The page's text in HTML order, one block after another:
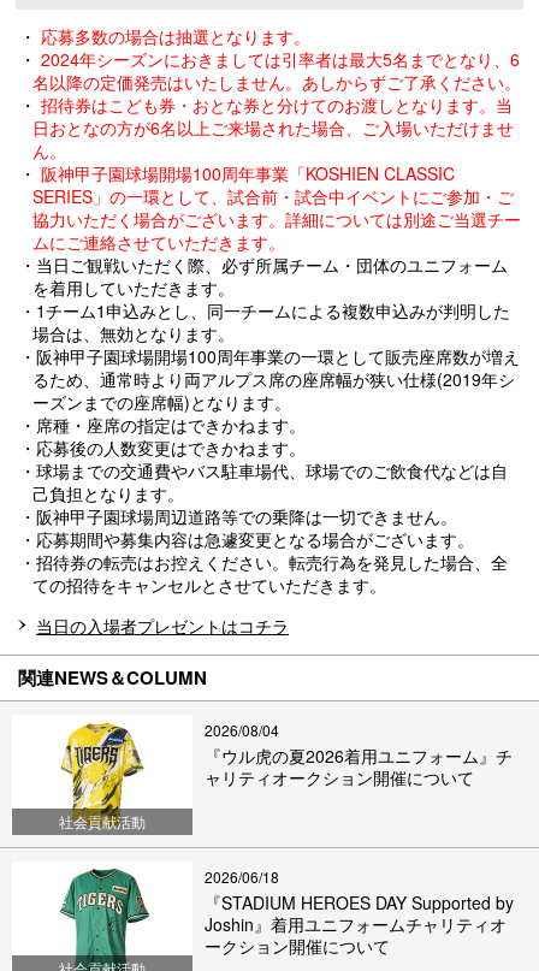
・ 応募多数の場合は抽選となります。
・ 2024年シーズンにおきましては引率者は最大5名までとなり、6
名以降の定価発売はいたしません。あしからずご了承ください。
・ 招待券はこども券・おとな券と分けてのお渡しとなります。当
日おとなの方が6名以上ご来場された場合、ご入場いただけませ
ん。
・ 阪神甲子園球場開場100周年事業「KOSHIEN CLASSIC
SERIES」の一環として、試合前・試合中イベントにご参加・ご
協力いただく場合がございます。詳細については別途ご当選チー
ムにご連絡させていただきます。
・当日ご観戦いただく際、必ず所属チーム・団体のユニフォーム
を着用していただきます。
・1チーム1申込みとし、同一チームによる複数申込みが判明した
場合は、無効となります。
・阪神甲子園球場開場100周年事業の一環として販売座席数が増え
るため、通常時より両アルプス席の座席幅が狭い仕様(2019年シ
ーズンまでの座席幅)となります。
・席種・座席の指定はできかねます。
・応募後の人数変更はできかねます。
・球場までの交通費やバス駐車場代、球場でのご飲食代などは自
己負担となります。
・阪神甲子園球場周辺道路等での乗降は一切できません。
・応募期間や募集内容は急遽変更となる場合がございます。
・招待券の転売はお控えください。転売行為を発見した場合、全
ての招待をキャンセルとさせていただきます。
当日の入場者プレゼントはコチラ
関連NEWS＆COLUMN
社会貢献活動
2026/08/04
『ウル虎の夏2026着用ユニフォーム』チ
ャリティオークション開催について
2026/06/18
『STADIUM HEROES DAY Supported by
Joshin』着用ユニフォームチャリティオ
ークション開催について